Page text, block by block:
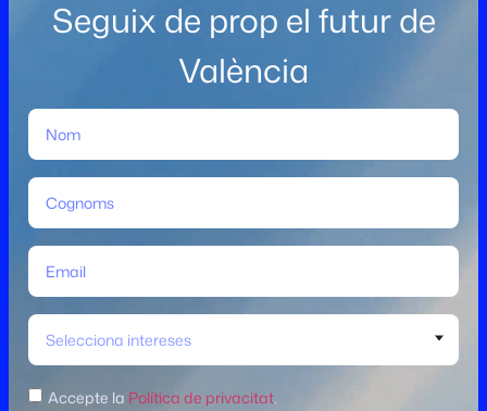
Seguix de prop el futur de
València
Selecciona intereses
Accepte la Política de privacitat.